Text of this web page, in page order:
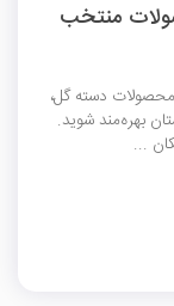
محصولات منتخب
اولین خرید محصولات دسته گل،
بهره‌مند شوید.